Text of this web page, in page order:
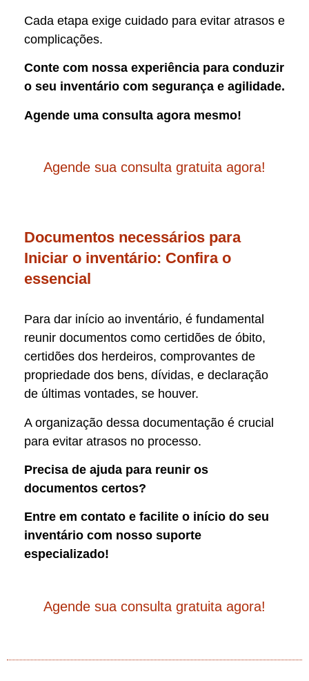
Cada etapa exige cuidado para evitar atrasos e
complicações.
Conte com nossa experiência para conduzir
o seu inventário com segurança e agilidade.
Agende uma consulta agora mesmo!
Agende sua consulta gratuita agora!
Documentos necessários para
Iniciar o inventário: Confira o
essencial
Para dar início ao inventário, é fundamental
reunir documentos como certidões de óbito,
certidões dos herdeiros, comprovantes de
propriedade dos bens, dívidas, e declaração
de últimas vontades, se houver.
A organização dessa documentação é crucial
para evitar atrasos no processo.
Precisa de ajuda para reunir os
documentos certos?
Entre em contato e facilite o início do seu
inventário com nosso suporte
especializado!
Agende sua consulta gratuita agora!